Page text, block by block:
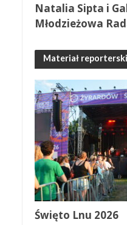
Natalia Sipta i
Młodzieżowa
Materiał reporterski
Święto Lnu 2026